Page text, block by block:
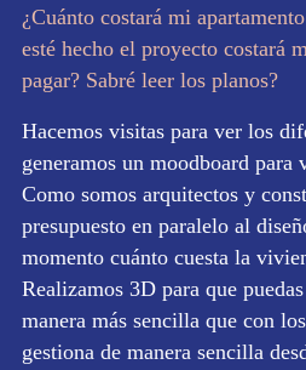
¿Cuánto costará mi
esté hecho el proyecto costará
pagar? Sabré leer los planos?
Hacemos visitas para ver los
generamos un moodboard para
Como somos arquitectos y
presupuesto en paralelo al
momento cuánto cuesta la
Realizamos 3D para que
manera más sencilla que con
gestiona de manera sencilla